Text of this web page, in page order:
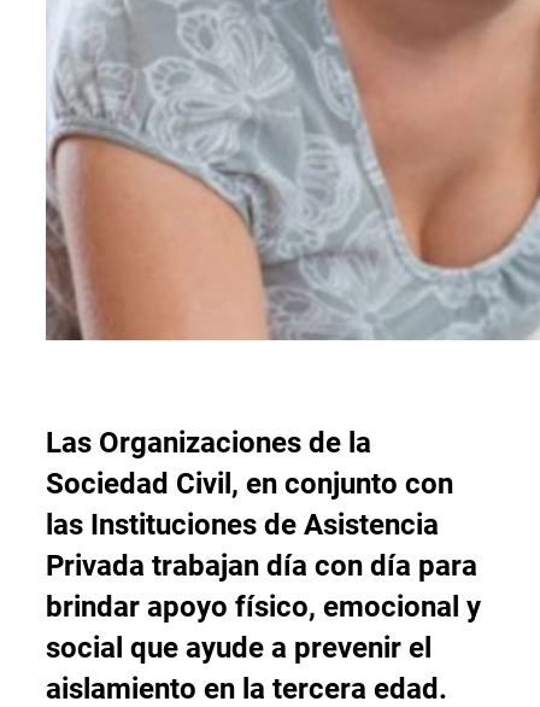
Las Organizaciones de la
Sociedad Civil, en conjunto con
las Instituciones de Asistencia
Privada trabajan día con día para
brindar apoyo físico, emocional y
social que ayude a prevenir el
aislamiento en la tercera edad.